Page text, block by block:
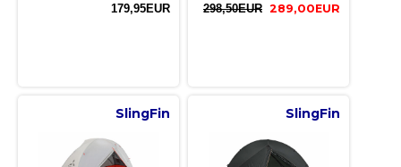
179,95EUR 298,50EUR 289,00EUR
SlingFin SlingFin